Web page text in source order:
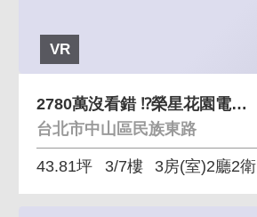
VR
2780萬沒看錯 ⁉️榮星花園電梯大三房邊間亮
台北市中山區民族東路
43.81坪 3/7樓 3房(室)2廳2衛